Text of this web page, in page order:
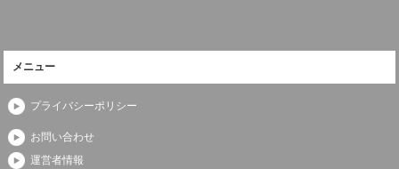
メニュー
プライバシーポリシー
お問い合わせ
運営者情報